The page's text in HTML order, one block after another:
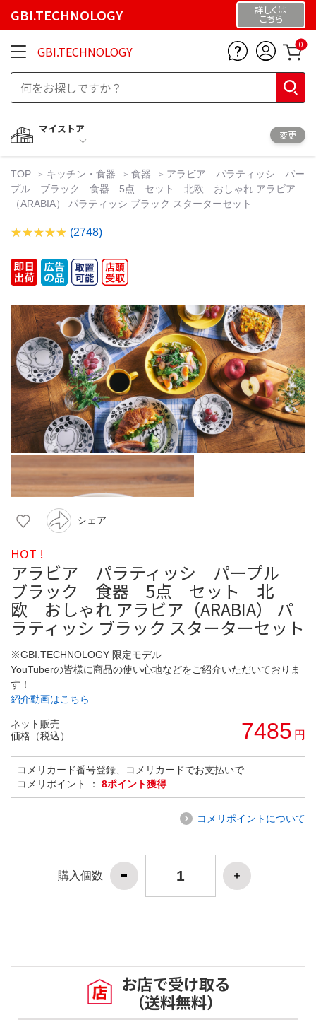
GBI.TECHNOLOGY 詳しくは
こちら
GBI.TECHNOLOGY 0
マイストア
変更
TOP キッチン・食器 食器
アラビア パラティッシ パー
プル ブラック 食器 5点 セット 北欧 おしゃれ アラビア
（ARABIA） パラティッシ ブラック スターターセット
(2748)
シェア
HOT !
アラビア パラティッシ パープル
ブラック 食器 5点 セット 北
欧 おしゃれ アラビア（ARABIA） パ
ラティッシ ブラック スターターセット
※GBI.TECHNOLOGY 限定モデル
YouTuberの皆様に商品の使い心地などをご紹介いただいておりま
す！
紹介動画はこちら
ネット販売
価格（税込）
7485 円
コメリカード番号登録、コメリカードでお支払いで
コメリポイント ： 8ポイント獲得
コメリポイントについて
購入個数
お店で受け取る
（送料無料）